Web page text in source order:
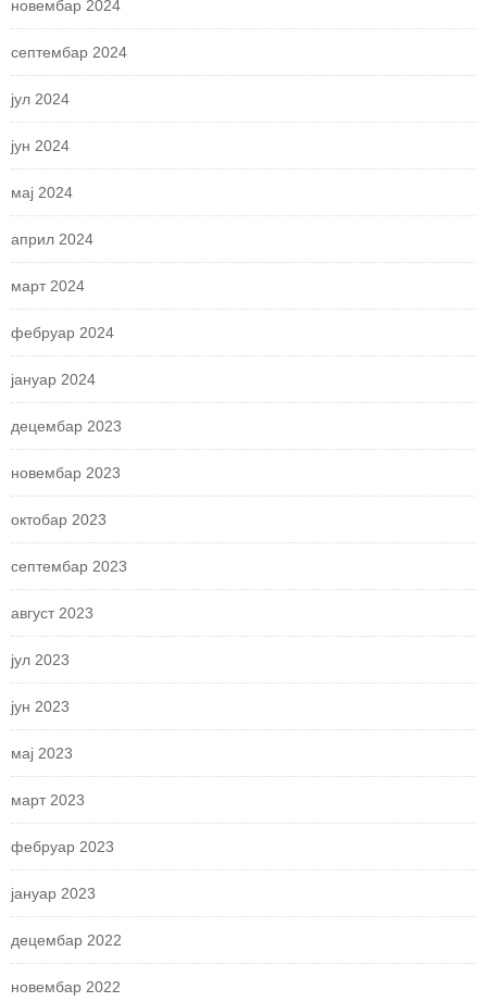
новембар 2024
септембар 2024
јул 2024
јун 2024
мај 2024
април 2024
март 2024
фебруар 2024
јануар 2024
децембар 2023
новембар 2023
октобар 2023
септембар 2023
август 2023
јул 2023
јун 2023
мај 2023
март 2023
фебруар 2023
јануар 2023
децембар 2022
новембар 2022